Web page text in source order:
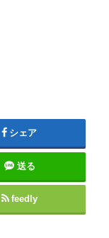
シェア
送る
feedly